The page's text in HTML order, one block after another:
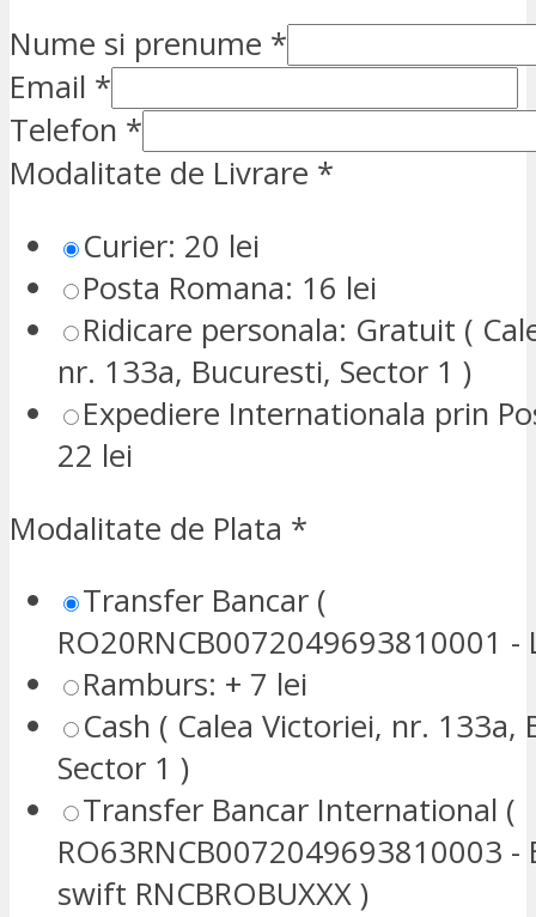
Nume si prenume *
Email *
Telefon *
Modalitate de Livrare *
Curier: 20 lei
Posta Romana: 16 lei
Ridicare personala: Gratuit (
nr. 133a, Bucuresti, Sector 1 )
Expediere Internationala prin
22 lei
Modalitate de Plata *
Transfer Bancar (
RO20RNCB0072049693810001 -
Ramburs: + 7 lei
Cash ( Calea Victoriei, nr. 133a,
Sector 1 )
Transfer Bancar International (
RO63RNCB0072049693810003 -
swift RNCBROBUXXX )